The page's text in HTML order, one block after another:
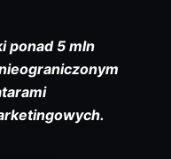
ponad 5 mln